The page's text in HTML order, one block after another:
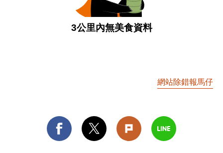
3公里內無美食資料
網站除錯報馬仔